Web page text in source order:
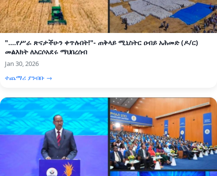
"....የሥራ ጽናታችሁን ቀጥሉበት!"- ጠቅላይ ሚኒስትር ዐብይ አሕመድ (ዶ/ር)
መልእክት ለአርሶአደሩ ማህበረሰብ
Jan 30, 2026
ተጨማሪ ያንብቡ →